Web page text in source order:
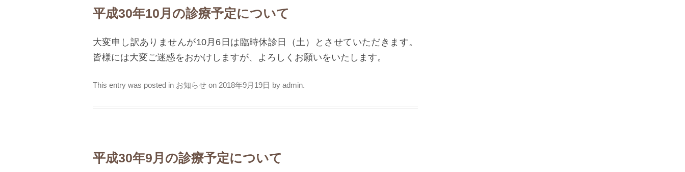
平成30年10月の診療予定について
大変申し訳ありませんが10月6日は臨時休診日（土）とさせていただきます。
皆様には大変ご迷惑をおかけしますが、よろしくお願いをいたします。
This entry was posted in お知らせ on 2018年9月19日 by admin.
平成30年9月の診療予定について